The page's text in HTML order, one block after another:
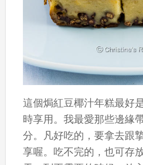
這個焗紅豆椰汁年糕最好
時享用。我最愛那些邊緣
分。凡好吃的，要拿去跟
享喔。吃不完的，也可存